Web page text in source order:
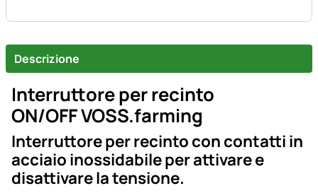
Descrizione
Interruttore per recinto
ON/OFF VOSS.farming
Interruttore per recinto con contatti in
acciaio inossidabile per attivare e
disattivare la tensione.